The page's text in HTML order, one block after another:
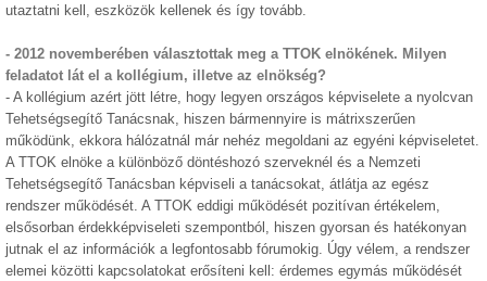
utaztatni kell, eszközök kellenek és így tovább.
- 2012 novemberében választottak meg a TTOK elnökének. Milyen
feladatot lát el a kollégium, illetve az elnökség?
- A kollégium azért jött létre, hogy legyen országos képviselete a nyolcvan
Tehetségsegítő Tanácsnak, hiszen bármennyire is mátrixszerűen
működünk, ekkora hálózatnál már nehéz megoldani az egyéni képviseletet.
A TTOK elnöke a különböző döntéshozó szerveknél és a Nemzeti
Tehetségsegítő Tanácsban képviseli a tanácsokat, átlátja az egész
rendszer működését. A TTOK eddigi működését pozitívan értékelem,
elsősorban érdekképviseleti szempontból, hiszen gyorsan és hatékonyan
jutnak el az információk a legfontosabb fórumokig. Úgy vélem, a rendszer
elemei közötti kapcsolatokat erősíteni kell: érdemes egymás működését